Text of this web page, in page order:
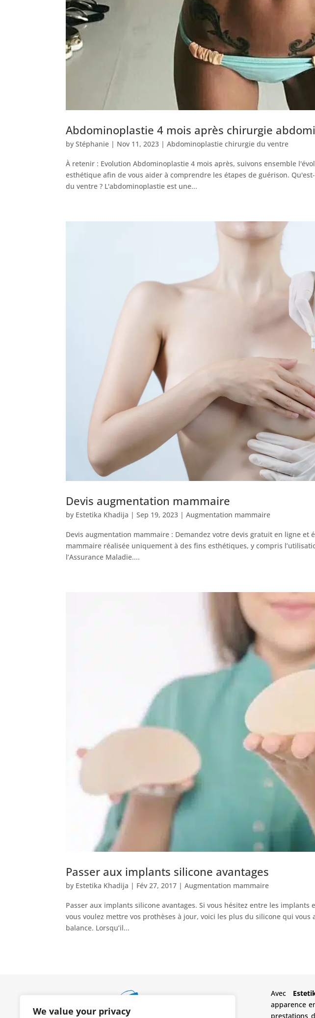
We value your privacy
Abdominoplastie 4 mois après chirurgie
byStéphanie | Nov 11, 2023 |Abdominoplastie chirurgie du ventre
À retenir : Evolution Abdominoplastie 4 mois après, suivons ensemble
esthétique afin de vous aider à comprendre les étapes de guérison.
du ventre ? L'abdominoplastie est une...
Devis augmentation mammaire
by Estetika Khadija |Sep 19, 2023 |Augmentation mammaire
Devis augmentation mammaire : Demandez votre devis gratuit en ligne et
mammaire réalisée uniquement à des fins esthétiques, y compris
l’Assurance Maladie....
Passer aux implants silicone avantages
by Estetika Khadija | Fév 27, 2017 |Augmentation mammaire
Passer aux implants silicone avantages. Si vous hésitez entre les
vous voulez mettre vos prothèses à jour, voici les plus du silicone qui
balance. Lorsqu’il...
Avec
apparence
prestations